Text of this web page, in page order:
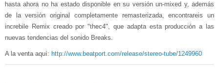
hasta ahora no ha estado disponible en su versión un-mixed y, además
de la versión original completamente remasterizada, encontrareis un
increbile Remix creado por "thec4", que adapta esta producción a las
nuevas tendencias del sonido Breaks.
A la venta aquí: http://www.beatport.com/release/stereo-tube/1249960